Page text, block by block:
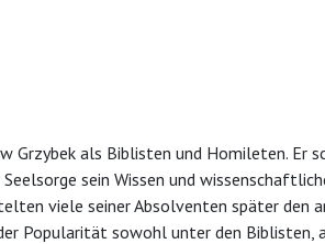
Grzybek als Biblisten und Homileten. Er
sein Wissen und
viele seiner Absolventen später den
Popularität sowohl unter den Biblisten,